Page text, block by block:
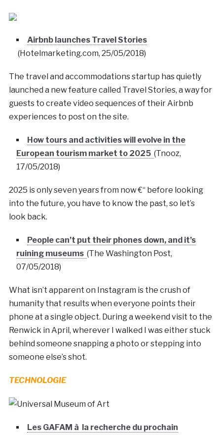
Airbnb launches Travel Stories
(Hotelmarketing.com, 25/05/2018)
The travel and accommodations startup has quietly
launched a new feature called Travel Stories, a way for
guests to create video sequences of their Airbnb
experiences to post on the site.
How tours and activities will evolve in the
European tourism market to 2025 (Tnooz,
17/05/2018)
2025 is only seven years from now €“ before looking
into the future, you have to know the past, so let’s
look back.
People can’t put their phones down, and it’s
ruining museums (The Washington Post,
07/05/2018)
What isn’t apparent on Instagram is the crush of
humanity that results when everyone points their
phone at a single object. During a weekend visit to the
Renwick in April, wherever I walked I was either stuck
behind someone snapping a photo or stepping into
someone else’s shot.
TECHNOLOGIE
Les GAFAM à la recherche du prochain